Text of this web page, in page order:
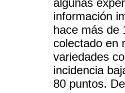
información
hace más de
colectado en
variedades
incidencia
80 puntos.